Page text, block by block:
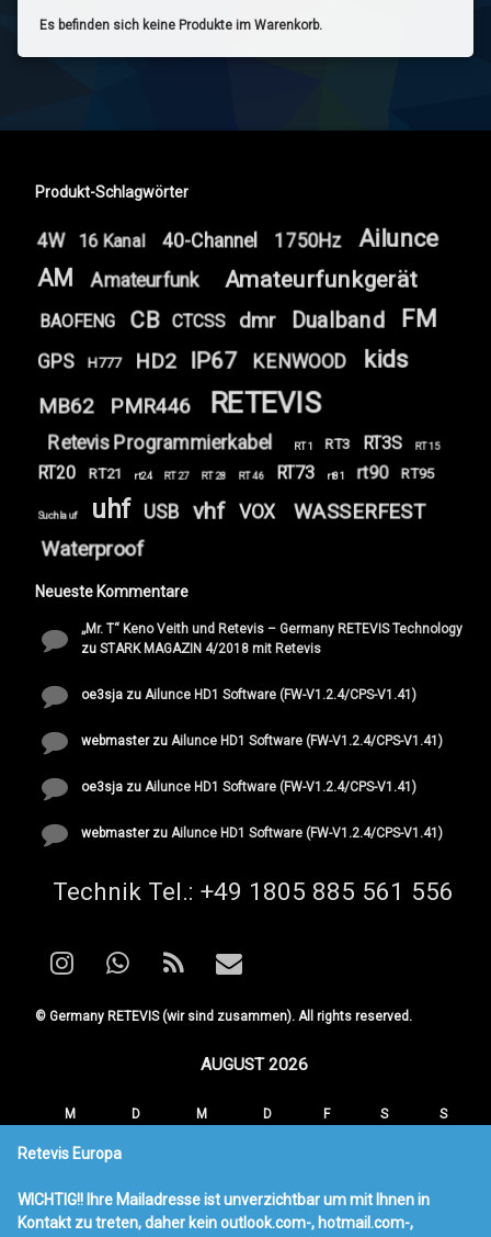
Retevis Europa
WICHTIG!! Ihre Mailadresse ist unverzichtbar um mit Ihnen in
Kontakt zu treten, daher kein outlook.com-, hotmail.com-,
Es befinden sich keine Produkte im Warenkorb.
Produkt-Schlagwörter
4W 16 Kanal 40-Channel 1750Hz
Ailunce
AM
Amateurfunk Amateurfunkgerät
BAOFENG CB CTCSS dmr Dualband FM
GPS H777 HD2 IP67 KENWOOD kids
MB62 PMR446 RETEVIS
Retevis Programmierkabel RT1 RT3 RT3S RT15
RT20 RT21 rt24 RT27 RT28 RT46 RT73 rt81 rt90 RT95
Suchlauf uhf USB vhf VOX
WASSERFEST
Waterproof
Neueste Kommentare
„Mr. T“ Keno Veith und Retevis – Germany RETEVIS Technology
zu STARK MAGAZIN 4/2018 mit Retevis
oe3sjazu Ailunce HD1 Software (FW-V1.2.4/CPS-V1.41)
webmasterzu Ailunce HD1 Software (FW-V1.2.4/CPS-V1.41)
oe3sjazu Ailunce HD1 Software (FW-V1.2.4/CPS-V1.41)
webmasterzu Ailunce HD1 Software (FW-V1.2.4/CPS-V1.41)
Tel:
Technik Tel.: +49 1805 885 561 556
Instagram
WhatsApp
RSS E-mail
© Germany RETEVIS (wir sind zusammen). All rights reserved.
AUGUST 2026
M D M D F S S
10 11 12 13 14 15
17 18 19 20 21 22